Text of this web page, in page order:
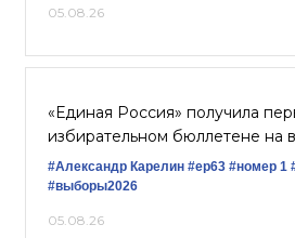
05.08.26
«Единая Россия» получила
избирательном бюллетене на
#Александр Карелин #ер63 #номер 1
#выборы2026
05.08.26